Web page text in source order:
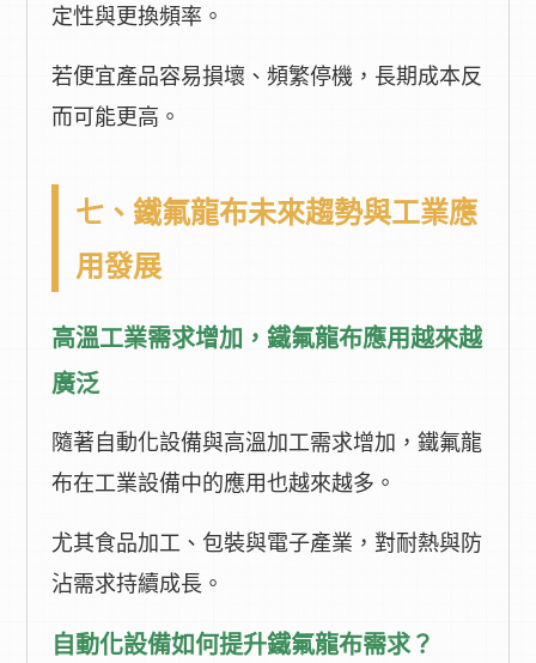
定性與更換頻率。
若便宜產品容易損壞、頻繁停機，長期成本反
而可能更高。
七、鐵氟龍布未來趨勢與工業應
用發展
高溫工業需求增加，鐵氟龍布應用越來越
廣泛
隨著自動化設備與高溫加工需求增加，鐵氟龍
布在工業設備中的應用也越來越多。
尤其食品加工、包裝與電子產業，對耐熱與防
沾需求持續成長。
自動化設備如何提升鐵氟龍布需求？